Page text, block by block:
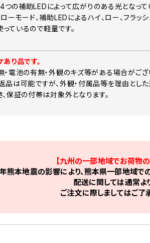
の補助LEDによって広がりのある光となって
ーモード、補助LEDによるハイ、ロー、フラッ
ているので軽量です。
り品です。
電池の有無・外観のキズ等がある場合がござ
は可能ですが、外観・付属品等を理由とした
保証の付帯は対象外となります。
【九州の一部地域でお荷物
熊本地震の影響により、熊本県一部地域で
配送に関しては通常よ
ご注文に際しましてはご了